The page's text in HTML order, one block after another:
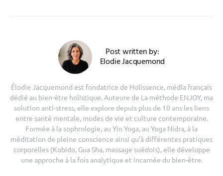
Post written by:
Elodie Jacquemond
Élodie Jacquemond est fondatrice de Holissence, média français
dédié au bien-être holistique. Auteure de La méthode ENJOY, ma
solution anti-stress, elle explore depuis plus de 10 ans les liens
entre santé mentale, modes de vie et culture contemporaine.
Formée à la sophrologie, au Yin Yoga, au Yoga Nidra, à la
méditation de pleine conscience ainsi qu’à différentes pratiques
corporelles (Kobido, Gua Sha, massage suédois), elle développe
une approche à la fois analytique et incarnée du bien-être.